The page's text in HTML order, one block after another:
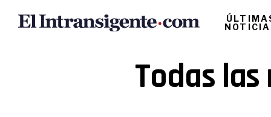
Todas